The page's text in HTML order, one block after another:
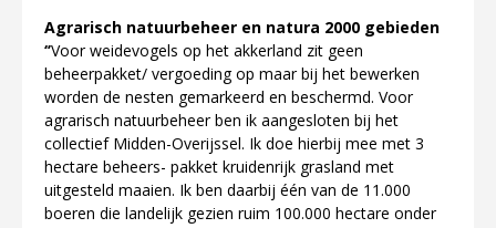
Agrarisch natuurbeheer en natura 2000 gebieden
‘’Voor weidevogels op het akkerland zit geen
beheerpakket/ vergoeding op maar bij het bewerken
worden de nesten gemarkeerd en beschermd. Voor
agrarisch natuurbeheer ben ik aangesloten bij het
collectief Midden-Overijssel. Ik doe hierbij mee met 3
hectare beheers- pakket kruidenrijk grasland met
uitgesteld maaien. Ik ben daarbij één van de 11.000
boeren die landelijk gezien ruim 100.000 hectare onder